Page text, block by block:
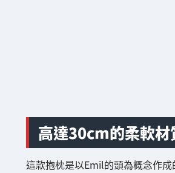
高達30cm的柔軟材
這款抱枕是以Emil的頭為概念作成